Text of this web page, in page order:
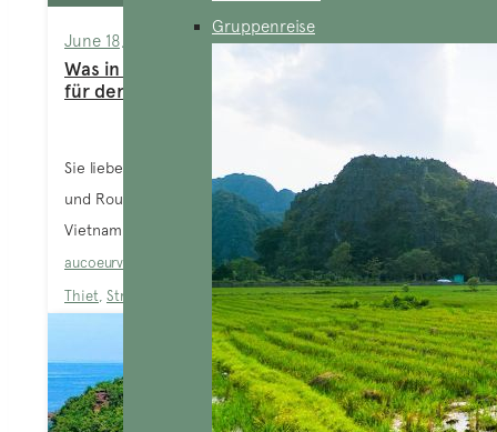
Gruppenreise
June 18, 2025
Was in Vinh Hy sehen und erleben? Tipps
für den besten Aufenthalt!
Sie lieben das Meer, noch unberührte Landschaften
und Routen abseits der ausgetretenen Pfade in
Vietnam. Sie haben Phan Thiet bereits...
aucoeurvietnam-admin Blog, Orte zum Erkunden, Phan
Thiet, Strandresort Vietnam